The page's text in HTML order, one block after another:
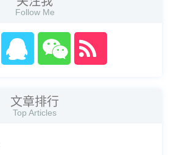
Follow Me
文章排行
Top Articles